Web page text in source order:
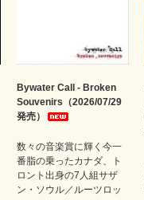
Bywater Call - Broken
Souvenirs（2026/07/29
発売）
数々の音楽賞に輝く今一
番脂の乗ったカナダ、ト
ロント出身の7人組サザ
ン・ソウル／ルーツロッ